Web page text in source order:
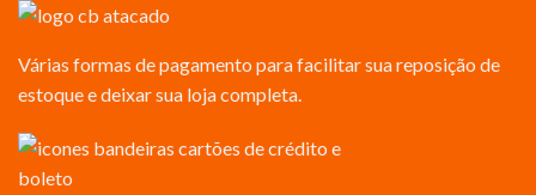
Várias formas de pagamento para facilitar sua reposição de
estoque e deixar sua loja completa.